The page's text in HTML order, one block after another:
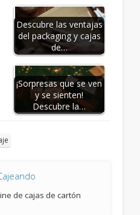
Descubre las ventajas
del packaging y cajas
de…
¡Sorpresas que se ven
y se sienten!
Descubre la…
de cajas de cartón